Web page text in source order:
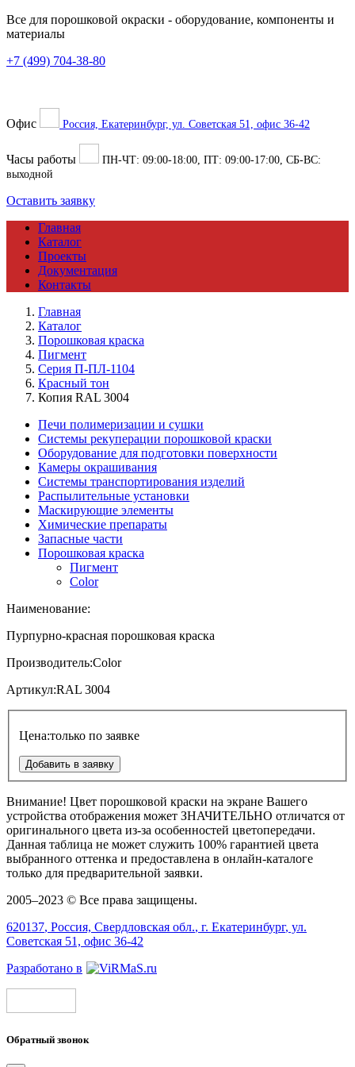
Все для порошковой окраски - оборудование, компоненты и
материалы
+7 (499) 704-38-80
Офис Россия, Екатеринбург, ул. Советская 51, офис 36-42
Часы работы ПН-ЧТ: 09:00-18:00 , ПТ: 09:00-17:00 , СБ-ВС:
выходной
Оставить заявку
Главная
Каталог
Проекты
Документация
Контакты
Главная
Каталог
Порошковая краска
Пигмент
Серия П-ПЛ-1104
Красный тон
Копия RAL 3004
Печи полимеризации и сушки
Системы рекуперации порошковой краски
Оборудование для подготовки поверхности
Камеры окрашивания
Системы транспортирования изделий
Распылительные установки
Маскирующие элементы
Химические препараты
Запасные части
Порошковая краска
Пигмент
Color
Наименование:
Пурпурно-красная порошковая краска
Производитель:Color
Артикул:RAL 3004
Цена:только по заявке
Добавить в заявку
Внимание! Цвет порошковой краски на экране Вашего
устройства отображения может ЗНАЧИТЕЛЬНО отличатся от
оригинального цвета из-за особенностей цветопередачи.
Данная таблица не может служить 100% гарантией цвета
выбранного оттенка и предоставлена в онлайн-каталоге
только для предварительной заявки.
2005–2023 © Все права защищены.
620137, Россия, Свердловская обл., г. Екатеринбург, ул.
Советская 51, офис 36-42
Разработано в
Обратный звонок